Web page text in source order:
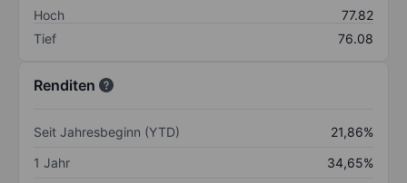
Hoch
77.82
Tief
76.08
Renditen
Seit Jahresbeginn (YTD)
21,86%
1 Jahr
34,65%